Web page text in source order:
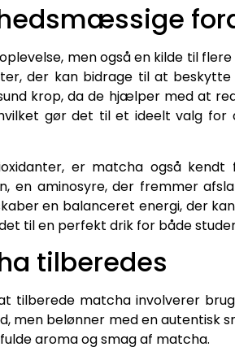
men også en kilde til
der kan bidrage til at
krop, da de hjælper med at
gør det til et ideelt valg for
er matcha også
en aminosyre, der fremmer
en balanceret energi, der
til en perfekt drik for både
tilberedes
tilberede matcha involverer
men belønner med en autentisk
aroma og smag af matcha.